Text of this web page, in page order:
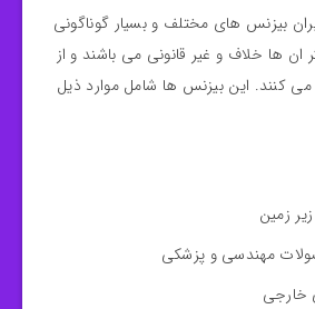
بیزنس های مختلف و بسیار گوناگونی
ان ها خلاف و غیر قانونی می باشند و از
کنند. این بیزنس ها شامل موارد ذیل
زمین
مهندسی و پزشکی
خارجی